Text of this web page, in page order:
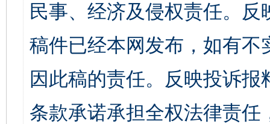
民事、经济及侵权责任。
稿件已经本网发布，如有
因此稿的责任。反映投诉
条款承诺承担全权法律责